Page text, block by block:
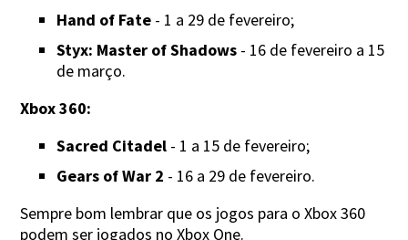
Hand of Fate - 1 a 29 de fevereiro;
Styx: Master of Shadows - 16 de fevereiro a 15
de março.
Xbox 360:
Sacred Citadel - 1 a 15 de fevereiro;
Gears of War 2 - 16 a 29 de fevereiro.
Sempre bom lembrar que os jogos para o Xbox 360
podem ser jogados no Xbox One.